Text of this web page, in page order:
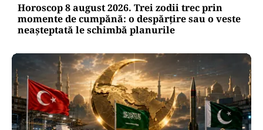
Horoscop 8 august 2026. Trei zodii trec prin
momente de cumpănă: o despărțire sau o veste
neașteptată le schimbă planurile